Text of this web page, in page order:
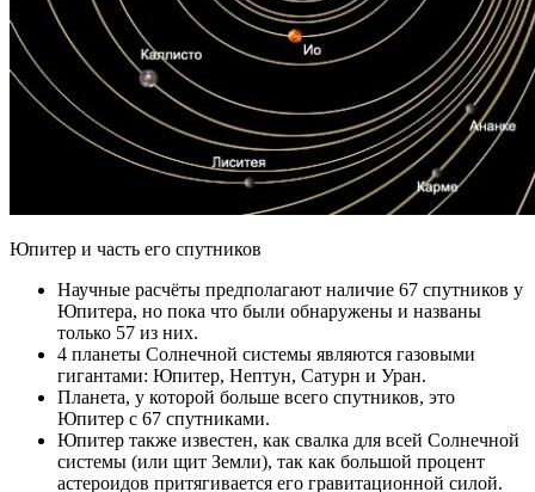
Юпитер и часть его спутников
Научные расчёты предполагают наличие 67 спутников у
Юпитера, но пока что были обнаружены и названы
только 57 из них.
4 планеты Солнечной системы являются газовыми
гигантами: Юпитер, Нептун, Сатурн и Уран.
Планета, у которой больше всего спутников, это
Юпитер с 67 спутниками.
Юпитер также известен, как свалка для всей Солнечной
системы (или щит Земли), так как большой процент
астероидов притягивается его гравитационной силой.